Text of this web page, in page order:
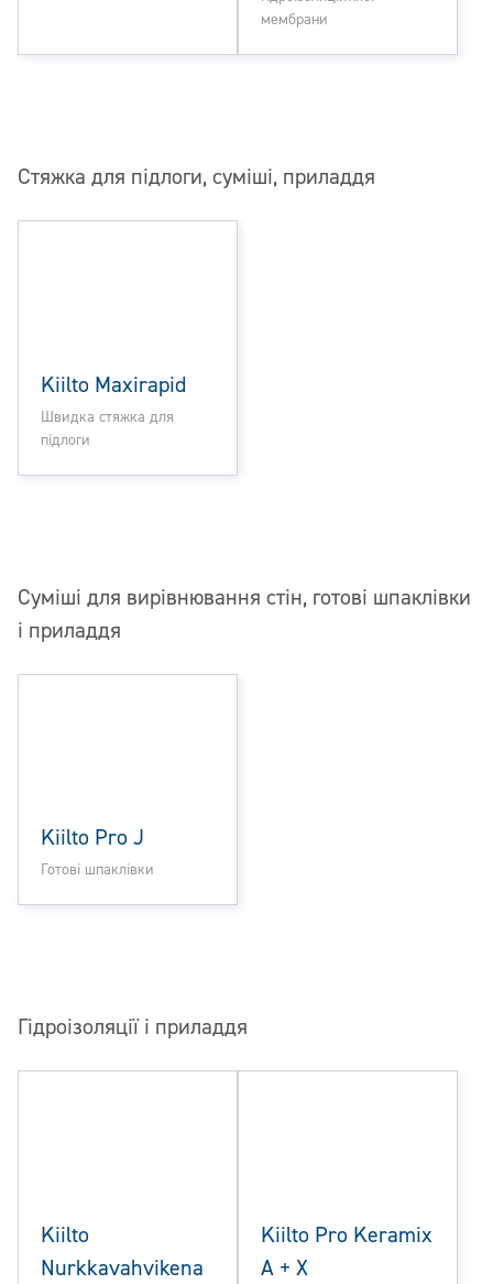
мембрани
Стяжка для підлоги, суміші, приладдя
Kiilto Maxirapid
Швидка стяжка для
підлоги
Суміші для вирівнювання стін, готові шпаклівки
і приладдя
Kiilto Pro J
Готові шпаклівки
Гідроізоляції і приладдя
Kiilto
Nurkkavahvikena
Kiilto Pro Keramix
A + X